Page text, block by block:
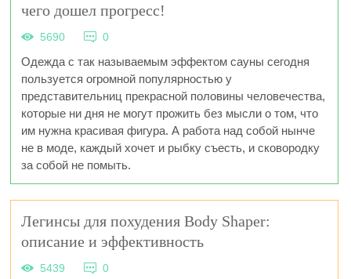
чего дошел прогресс!
5690 0
Одежда с так называемым эффектом сауны сегодня
пользуется огромной популярностью у
представительниц прекрасной половины человечества,
которые ни дня не могут прожить без мысли о том, что
им нужна красивая фигура. А работа над собой нынче
не в моде, каждый хочет и рыбку съесть, и сковородку
за собой не помыть.
Легинсы для похудения Body Shaper:
описание и эффективность
5439 0